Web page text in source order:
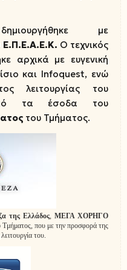
με
Ε.Π.Ε.Α.Ε.Κ. Ο τεχνικός
αρχικά με ευγενική
και Infoquest, ενώ
λειτουργίας του
τα έσοδα του
του Τμήματος.
της Ελλάδος, ΜΕΓΑ ΧΟΡΗΓΟ
Τμήματος, που με την προσφορά της
του.